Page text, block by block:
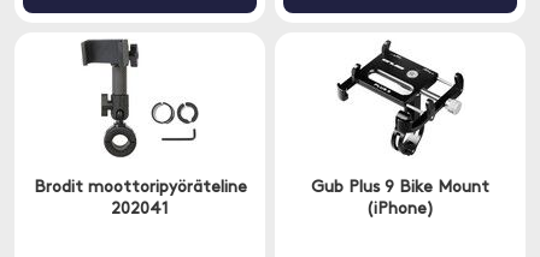
Brodit moottoripyöräteline
202041
Gub Plus 9 Bike Mount
(iPhone)